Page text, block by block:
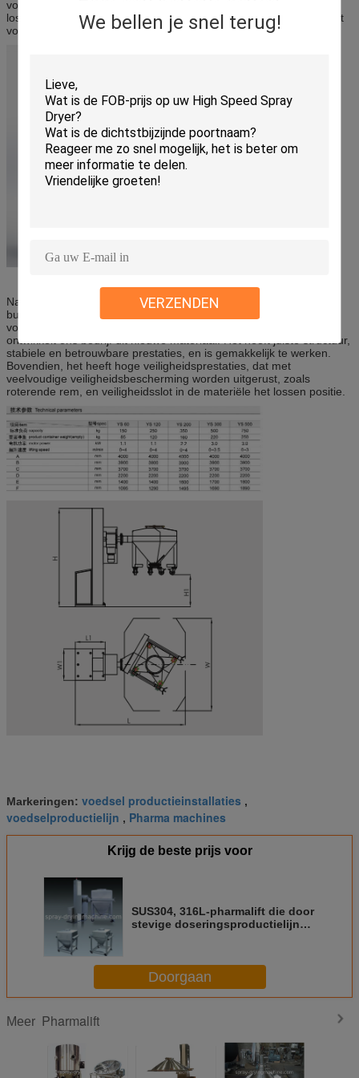
We bellen je snel terug!
VERZENDEN
voeden van apparaat verdraait te verbinden, dan
lossingsvleugelklep opent, makend de materiële beweging aan het
volgende procesmateriaal.
Na de brede absorptie van geavanceerde binnenlandse en
buitenlandse technologie, en het vergen van de specifieke
voorwaarden en de behoeften van deze industrie in overweging,
ontwikkelt ons bedrijf dit nieuwe materiaal. Het heeft juiste structuur,
stabiele en betrouwbare prestaties, en is gemakkelijk te werken.
Bovendien, het heeft hoge veiligheidsprestaties, dat met
veelvoudige veiligheidsbescherming worden uitgerust, zoals
roterende rem, en veiligheidsslot in de materiële het lossen positie.
Markeringen: voedsel productieinstallaties ,
voedselproductielijn , Pharma machines
Krijg de beste prijs voor
SUS304, 316L-pharmalift die door
stevige doseringsproductielijn
Doorgaan
Meer Pharmalift